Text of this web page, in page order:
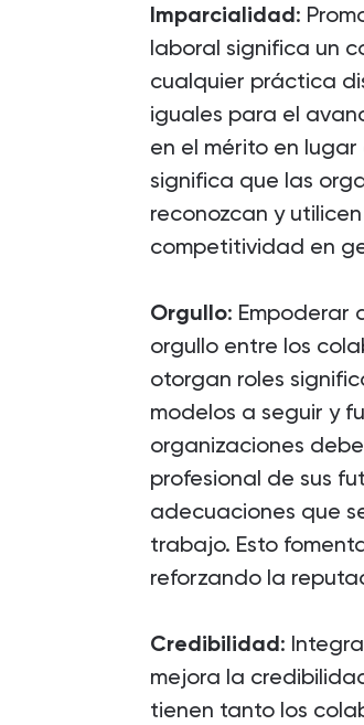
Imparcialidad:
laboral significa un
cualquier práctica
iguales para el
en el mérito en
significa que las
reconozcan y
competitividad en
Orgullo: Empoderar
orgullo entre los
otorgan roles
modelos a seguir y
organizaciones
profesional de sus
adecuaciones que
trabajo. Esto
reforzando la
Credibilidad:
mejora la
tienen tanto los